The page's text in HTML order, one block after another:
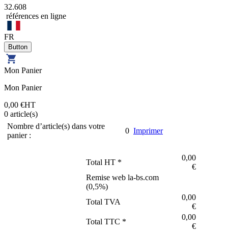
32.608
références en ligne
FR
Mon Panier
Mon Panier
0,00 €HT
0 article(s)
Nombre d’article(s) dans votre
panier :
0 Imprimer
Total HT *
0,00
€
Remise web la-bs.com
(0,5%)
Total TVA
0,00
€
Total TTC *
0,00
€